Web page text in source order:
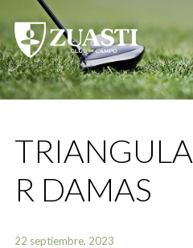
TRIANGULA
R DAMAS
22 septiembre, 2023